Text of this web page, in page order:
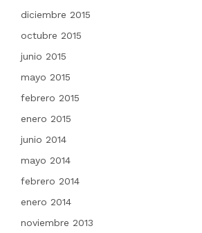
diciembre 2015
octubre 2015
junio 2015
mayo 2015
febrero 2015
enero 2015
junio 2014
mayo 2014
febrero 2014
enero 2014
noviembre 2013